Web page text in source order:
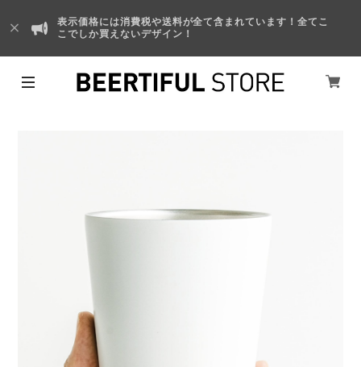
表示価格には消費税や送料が全て含まれています！全てこ
こでしか買えないデザイン！